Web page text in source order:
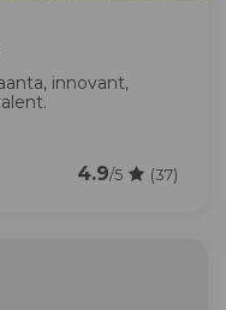
innovant,
4.9/5 (37)